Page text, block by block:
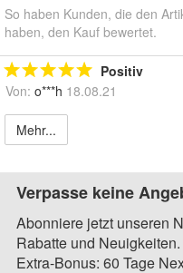
So haben Kunden, die den
haben, den Kauf bewertet.
Positiv
Von: o***h 18.08.21
Mehr...
Verpasse keine
Abonniere jetzt unseren
Rabatte und Neuigkeiten.
Extra-Bonus: 60 Tage